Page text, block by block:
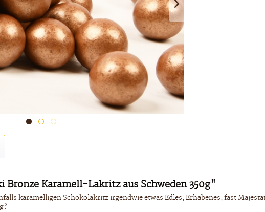
Karamell-Lakritz aus Schweden 350g"
karamelligen Schokolakritz irgendwie etwas Edles, Erhabenes, fast